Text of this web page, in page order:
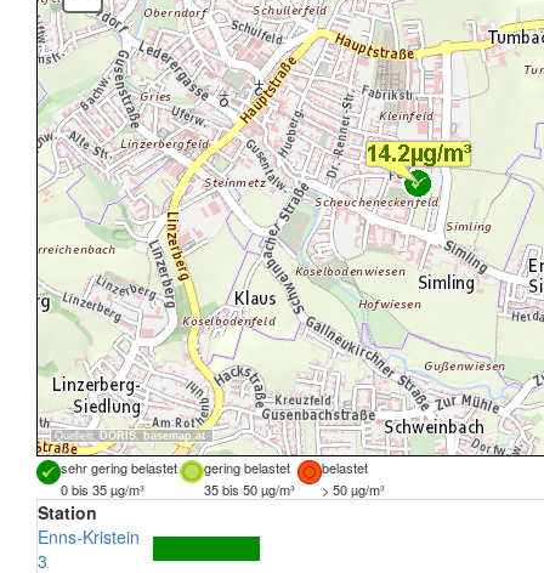
Quellen: DORIS, basemap.at
sehr gering belastet gering belastet
belastet
0 bis 35 µg/m³
35 bis 50 µg/m³ > 50 µg/m³
Station
Enns-Kristein
3